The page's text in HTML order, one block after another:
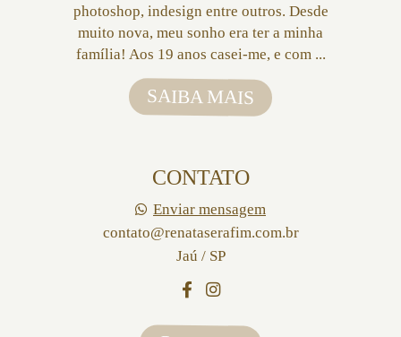
photoshop, indesign entre outros. Desde
muito nova, meu sonho era ter a minha
família! Aos 19 anos casei-me, e com ...
SAIBA MAIS
CONTATO
Enviar mensagem
contato@renataserafim.com.br
Jaú / SP